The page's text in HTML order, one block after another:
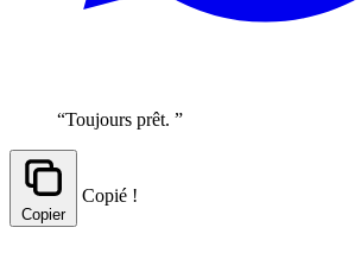
“Toujours prêt. ”
Copier
Copié !